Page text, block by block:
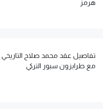
هرمز
تفاصيل عقد محمد صلاح التاريخي
مع طرابزون سبور التركي